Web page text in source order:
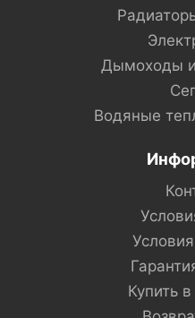
Дымоходы
Водяные
Купить